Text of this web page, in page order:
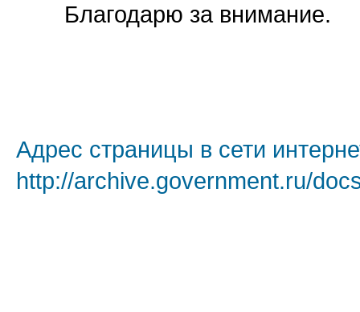
Благодарю за внимание.
Адрес страницы в сети
http://archive.government.ru/